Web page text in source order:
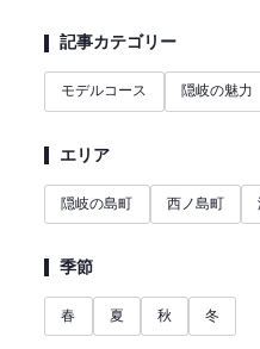
記事カテゴリー
モデルコース 隠岐の魅力
エリア
隠岐の島町 西ノ島町
季節
春 夏 秋 冬